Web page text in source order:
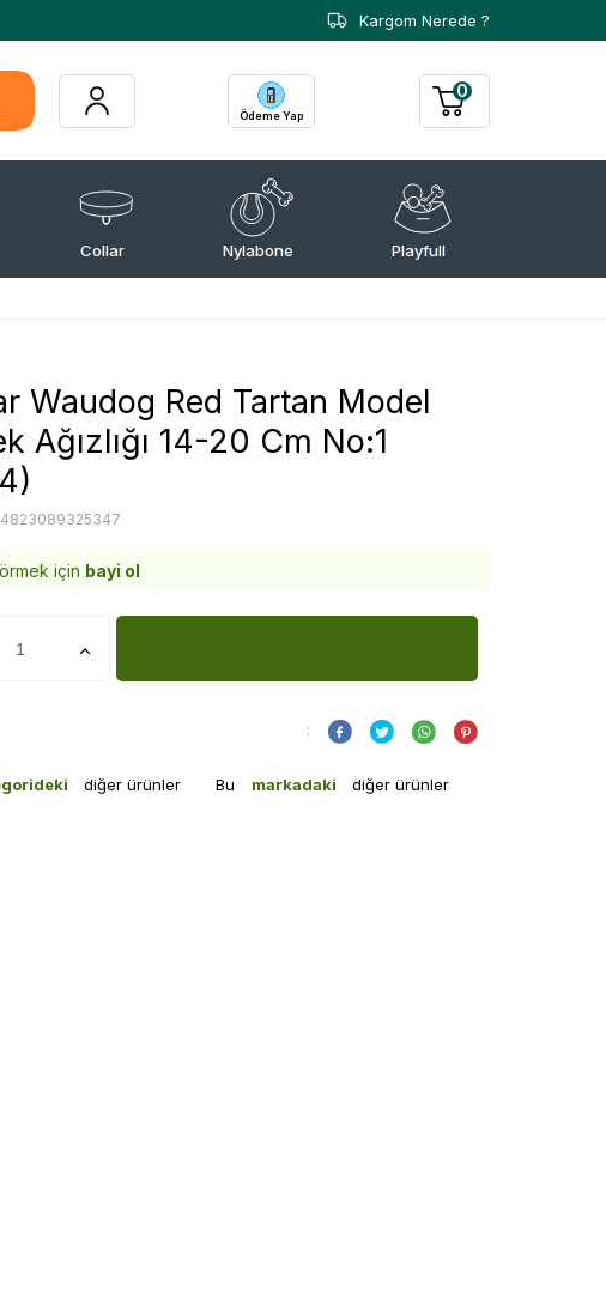
Kargom Nerede ?
Ödeme Yap
0
Collar Nylabone Playfull
Waudog Red Tartan Model
Ağızlığı 14-20 Cm No:1
için bayi ol
:
diğer ürünler Bu markadaki diğer ürünler